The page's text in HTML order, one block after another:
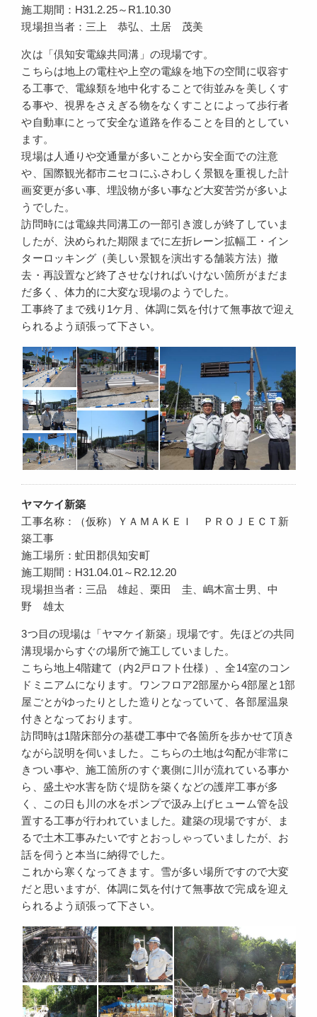
施工期間：H31.2.25～R1.10.30
現場担当者：三上 恭弘、土居 茂美
次は「倶知安電線共同溝」の現場です。
こちらは地上の電柱や上空の電線を地下の空間に収容す
る工事で、電線類を地中化することで街並みを美しくす
る事や、視界をさえぎる物をなくすことによって歩行者
や自動車にとって安全な道路を作ることを目的としてい
ます。
現場は人通りや交通量が多いことから安全面での注意
や、国際観光都市ニセコにふさわしく景観を重視した計
画変更が多い事、埋設物が多い事など大変苦労が多いよ
うでした。
訪問時には電線共同溝工の一部引き渡しが終了していま
したが、決められた期限までに左折レーン拡幅工・イン
ターロッキング（美しい景観を演出する舗装方法）撤
去・再設置など終了させなければいけない箇所がまだま
だ多く、体力的に大変な現場のようでした。
工事終了まで残り1ケ月、体調に気を付けて無事故で迎え
られるよう頑張って下さい。
ヤマケイ新築
工事名称：（仮称）ＹＡＭＡＫＥＩ ＰＲＯＪＥＣＴ新
築工事
施工場所：虻田郡倶知安町
施工期間：H31.04.01～R2.12.20
現場担当者：三品 雄起、栗田 圭、嶋木富士男、中
野 雄太
3つ目の現場は「ヤマケイ新築」現場です。先ほどの共同
溝現場からすぐの場所で施工していました。
こちら地上4階建て（内2戸ロフト仕様）、全14室のコン
ドミニアムになります。ワンフロア2部屋から4部屋と1部
屋ごとがゆったりとした造りとなっていて、各部屋温泉
付きとなっております。
訪問時は1階床部分の基礎工事中で各箇所を歩かせて頂き
ながら説明を伺いました。こちらの土地は勾配が非常に
きつい事や、施工箇所のすぐ裏側に川が流れている事か
ら、盛土や水害を防ぐ堤防を築くなどの護岸工事が多
く、この日も川の水をポンプで汲み上げヒューム管を設
置する工事が行われていました。建築の現場ですが、ま
るで土木工事みたいですとおっしゃっていましたが、お
話を伺うと本当に納得でした。
これから寒くなってきます。雪が多い場所ですので大変
だと思いますが、体調に気を付けて無事故で完成を迎え
られるよう頑張って下さい。